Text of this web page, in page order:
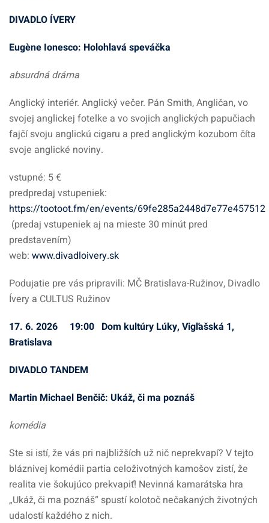
DIVADLO ÍVERY
Eugène Ionesco: Holohlavá speváčka
absurdná dráma
Anglický interiér. Anglický večer. Pán Smith, Angličan, vo
svojej anglickej fotelke a vo svojich anglických papučiach
fajčí svoju anglickú cigaru a pred anglickým kozubom číta
svoje anglické noviny.
vstupné: 5 €
predpredaj vstupeniek:
https://tootoot.fm/en/events/69fe285a2448d7e77e457512
(predaj vstupeniek aj na mieste 30 minút pred
predstavením)
web: www.divadloivery.sk
Podujatie pre vás pripravili: MČ Bratislava-Ružinov, Divadlo
Ívery a CULTUS Ružinov
17. 6. 2026 19:00 Dom kultúry Lúky, Vigľašská 1,
Bratislava
DIVADLO TANDEM
Martin Michael Benčič: Ukáž, či ma poznáš
komédia
Ste si istí, že vás pri najbližších už nič neprekvapí? V tejto
bláznivej komédii partia celoživotných kamošov zistí, že
realita vie šokujúco prekvapiť! Nevinná kamarátska hra
„Ukáž, či ma poznáš“ spustí kolotoč nečakaných životných
udalostí každého z nich.